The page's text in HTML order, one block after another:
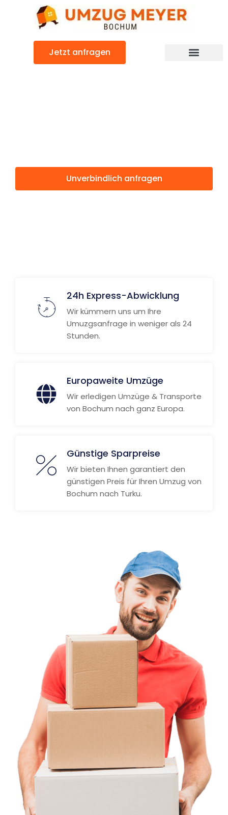
Jetzt anfragen
Unverbindlich anfragen
24h Express-Abwicklung
Wir kümmern uns um Ihre
Umuzgsanfrage in weniger als 24
Stunden.
Europaweite Umzüge
Wir erledigen Umzüge & Transporte
von Bochum nach ganz Europa.
Günstige Sparpreise
Wir bieten Ihnen garantiert den
günstigen Preis für Ihren Umzug von
Bochum nach Turku.